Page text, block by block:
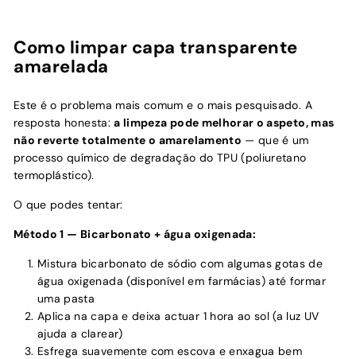
Como limpar capa transparente
amarelada
Este é o problema mais comum e o mais pesquisado. A
resposta honesta:a limpeza pode melhorar o aspeto, mas
não reverte totalmente o amarelamento — que é um
processo químico de degradação do TPU (poliuretano
termoplástico).
O que podes tentar:
Método 1 — Bicarbonato + água oxigenada:
Mistura bicarbonato de sódio com algumas gotas de
água oxigenada (disponível em farmácias) até formar
uma pasta
Aplica na capa e deixa actuar 1 hora ao sol (a luz UV
ajuda a clarear)
Esfrega suavemente com escova e enxagua bem